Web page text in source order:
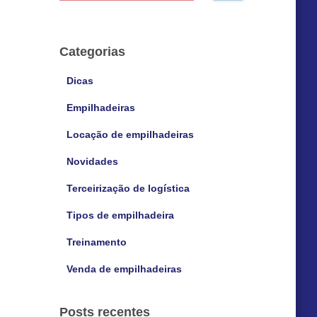
u
Categorias
Dicas
Empilhadeiras
Locação de empilhadeiras
Novidades
Terceirização de logística
Tipos de empilhadeira
Treinamento
Venda de empilhadeiras
Posts recentes